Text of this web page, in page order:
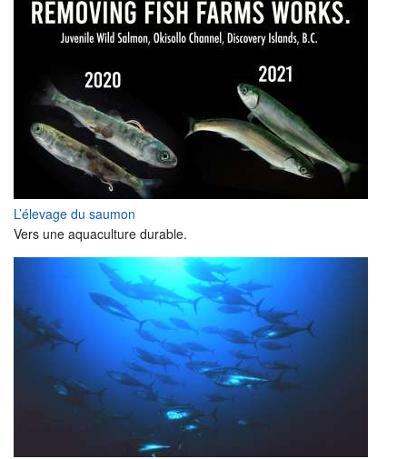
L’élevage du saumon
Vers une aquaculture durable.